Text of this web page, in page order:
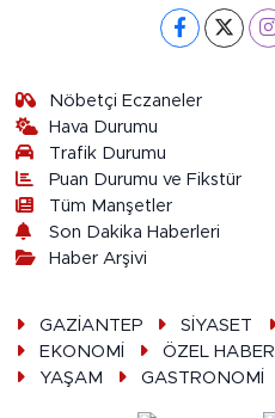
Nöbetçi Eczaneler
Hava Durumu
Trafik Durumu
Puan Durumu ve Fikstür
Tüm Manşetler
Son Dakika Haberleri
Haber Arşivi
GAZİANTEP SİYASET
EKONOMİ
ÖZEL HABER
YAŞAM
GASTRONOMİ